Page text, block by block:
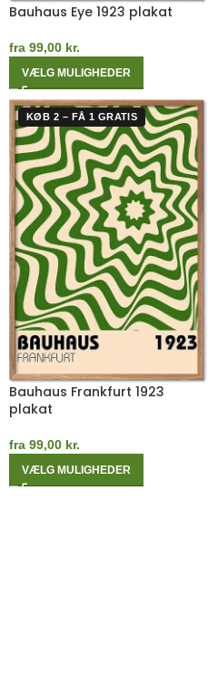
Bauhaus Eye 1923 plakat
fra 99,00 kr.
VÆLG MULIGHEDER
KØB 2 – FÅ 1 GRATIS
Bauhaus Frankfurt 1923
plakat
fra 99,00 kr.
VÆLG MULIGHEDER